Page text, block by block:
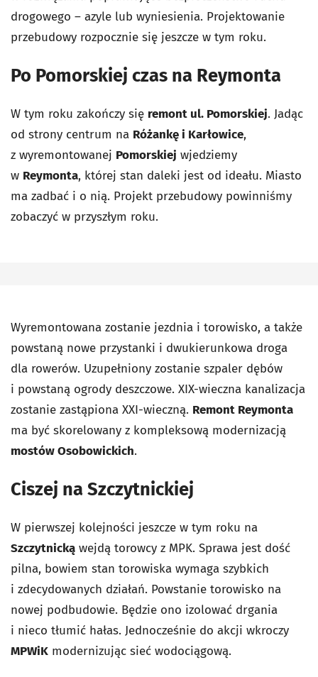
drogowego – azyle lub wyniesienia. Projektowanie
przebudowy rozpocznie się jeszcze w tym roku.
Po Pomorskiej czas na Reymonta
W tym roku zakończy się remont ul. Pomorskiej. Jadąc
od strony centrum na Różankę i Karłowice,
z wyremontowanej Pomorskiej wjedziemy
w Reymonta, której stan daleki jest od ideału. Miasto
ma zadbać i o nią. Projekt przebudowy powinniśmy
zobaczyć w przyszłym roku.
Wyremontowana zostanie jezdnia i torowisko, a także
powstaną nowe przystanki i dwukierunkowa droga
dla rowerów. Uzupełniony zostanie szpaler dębów
i powstaną ogrody deszczowe. XIX-wieczna kanalizacja
zostanie zastąpiona XXI-wieczną. Remont Reymonta
ma być skorelowany z kompleksową modernizacją
mostów Osobowickich.
Ciszej na Szczytnickiej
W pierwszej kolejności jeszcze w tym roku na
Szczytnicką wejdą torowcy z MPK. Sprawa jest dość
pilna, bowiem stan torowiska wymaga szybkich
i zdecydowanych działań. Powstanie torowisko na
nowej podbudowie. Będzie ono izolować drgania
i nieco tłumić hałas. Jednocześnie do akcji wkroczy
MPWiK modernizując sieć wodociągową.